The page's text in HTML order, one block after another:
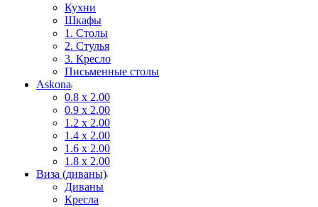
Кухни
Шкафы
1. Столы
2. Стулья
3. Кресло
Письменные столы
Askona
0.8 х 2.00
0.9 х 2.00
1.2 х 2.00
1.4 х 2.00
1.6 х 2.00
1.8 х 2.00
Виза (диваны)
Диваны
Кресла